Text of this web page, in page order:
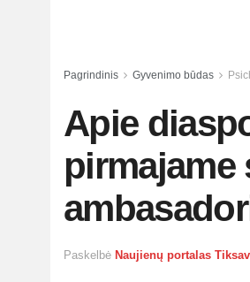
Pagrindinis Gyvenimo būdas
Apie
pirmajame
Paskelbė Naujienų portalas